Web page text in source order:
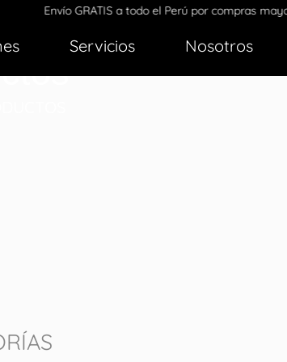
GRATIS a todo el Perú por compras mayores a S/390
Servicios Nosotros